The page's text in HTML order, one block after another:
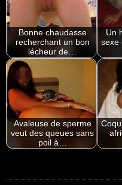
Bonne chaudasse
recherchant un bon
lécheur de…
Un
sexe
Avaleuse de sperme
veut des queues sans
poil à…